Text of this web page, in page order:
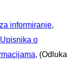
informiranje,
o
(Odluka